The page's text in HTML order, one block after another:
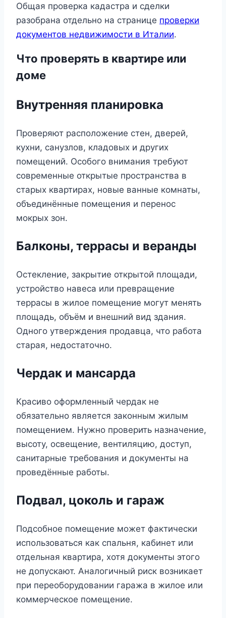
Общая проверка кадастра и сделки
разобрана отдельно на странице проверки
документов недвижимости в Италии.
Что проверять в квартире или
доме
Внутренняя планировка
Проверяют расположение стен, дверей,
кухни, санузлов, кладовых и других
помещений. Особого внимания требуют
современные открытые пространства в
старых квартирах, новые ванные комнаты,
объединённые помещения и перенос
мокрых зон.
Балконы, террасы и веранды
Остекление, закрытие открытой площади,
устройство навеса или превращение
террасы в жилое помещение могут менять
площадь, объём и внешний вид здания.
Одного утверждения продавца, что работа
старая, недостаточно.
Чердак и мансарда
Красиво оформленный чердак не
обязательно является законным жилым
помещением. Нужно проверить назначение,
высоту, освещение, вентиляцию, доступ,
санитарные требования и документы на
проведённые работы.
Подвал, цоколь и гараж
Подсобное помещение может фактически
использоваться как спальня, кабинет или
отдельная квартира, хотя документы этого
не допускают. Аналогичный риск возникает
при переоборудовании гаража в жилое или
коммерческое помещение.